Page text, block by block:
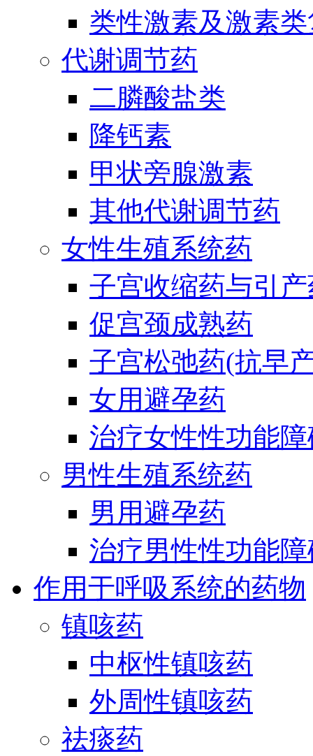
类性激素及激素
代谢调节药
二膦酸盐类
降钙素
甲状旁腺激素
其他代谢调节药
女性生殖系统药
子宫收缩药与引
促宫颈成熟药
子宫松弛药(抗早
女用避孕药
治疗女性性功能
男性生殖系统药
男用避孕药
治疗男性性功能
作用于呼吸系统的药物
镇咳药
中枢性镇咳药
外周性镇咳药
祛痰药